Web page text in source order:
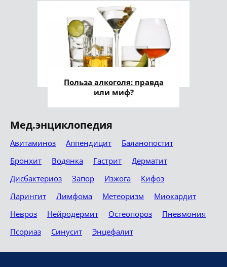
Польза алкоголя: правда
или миф?
Мед.энциклопедия
Авитаминоз Аппендицит
Баланопостит
Бронхит
Водянка Гастрит
Дерматит
Дисбактериоз
Запор Изжога
Кифоз
Ларингит
Лимфома Метеоризм
Миокардит
Невроз
Нейродермит Остеопороз
Пневмония
Псориаз
Синусит Энцефалит